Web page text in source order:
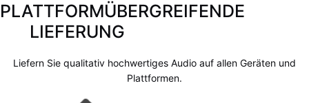
PLATTFORMÜBERGREIFENDE
LIEFERUNG
Liefern Sie qualitativ hochwertiges Audio auf allen Geräten und
Plattformen.